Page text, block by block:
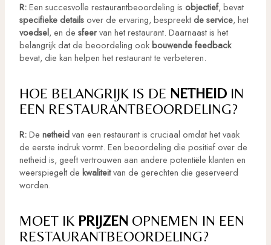
R:Een succesvolle restaurantbeoordeling is objectief, bevat
specifieke detailsover de ervaring, bespreektde service, het
voedsel, en de sfeervan het restaurant. Daarnaast is het
belangrijk dat de beoordeling ookbouwende feedback
bevat, die kan helpen het restaurant te verbeteren.
HOE BELANGRIJK IS DE NETHEIDIN
EEN RESTAURANTBEOORDELING?
R:De netheidvan een restaurant is cruciaal omdat het vaak
de eerste indruk vormt. Een beoordeling die positief over de
netheid is, geeft vertrouwen aan andere potentiële klanten en
weerspiegelt de kwaliteitvan de gerechten die geserveerd
worden.
MOET IK PRIJZEN OPNEMEN IN EEN
RESTAURANTBEOORDELING?